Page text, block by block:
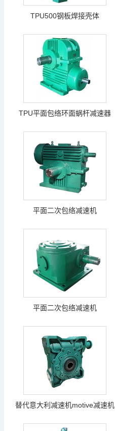
TPU500钢板焊接壳体
TPU平面包络环面蜗杆减速器
平面二次包络减速机
平面二次包络减速机
替代意大利减速机motive减速机